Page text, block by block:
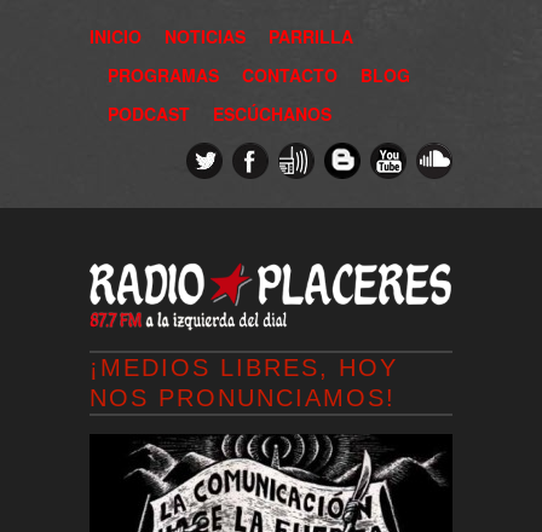
INICIO NOTICIAS
PARRILLA
PROGRAMAS
CONTACTO
BLOG
PODCAST
ESCÚCHANOS
¡MEDIOS LIBRES, HOY
NOS PRONUNCIAMOS!